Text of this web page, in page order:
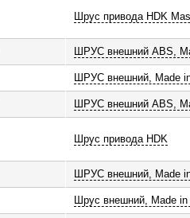
Шрус привода HDK
ШРУС внешний ABS,
ШРУС внешний, Made
ШРУС внешний ABS,
Шрус привода HDK
ШРУС внешний, Made
Шрус внешний, Made in